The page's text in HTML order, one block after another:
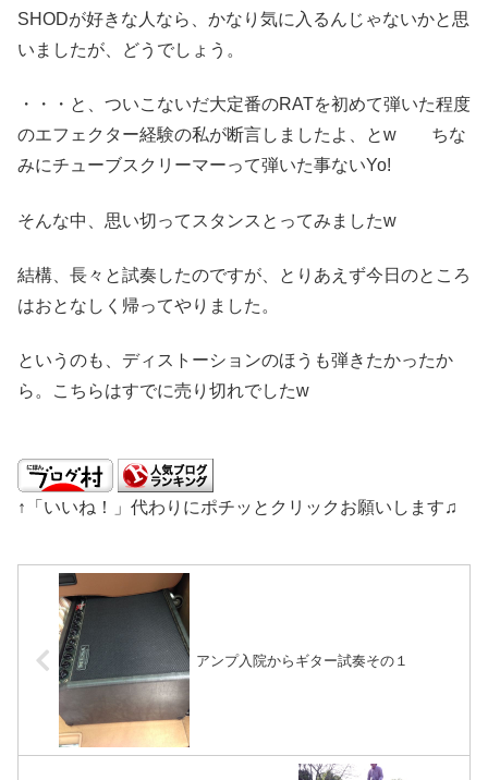
SHODが好きな人なら、かなり気に入るんじゃないかと思
いましたが、どうでしょう。
・・・と、ついこないだ大定番のRATを初めて弾いた程度
のエフェクター経験の私が断言しましたよ、とw ちな
みにチューブスクリーマーって弾いた事ないYo!
そんな中、思い切ってスタンスとってみましたw
結構、長々と試奏したのですが、とりあえず今日のところ
はおとなしく帰ってやりました。
というのも、ディストーションのほうも弾きたかったか
ら。こちらはすでに売り切れでしたw
↑「いいね！」代わりにポチッとクリックお願いします♫
アンプ入院からギター試奏その１